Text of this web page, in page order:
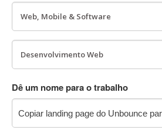
Dê um nome para o trabalho